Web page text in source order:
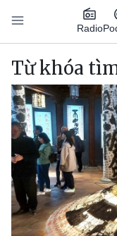
Nhảy đến nội dung
Radio
Main
Từ khóa